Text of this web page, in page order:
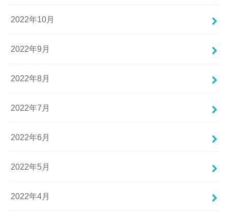
2022年10月
2022年9月
2022年8月
2022年7月
2022年6月
2022年5月
2022年4月